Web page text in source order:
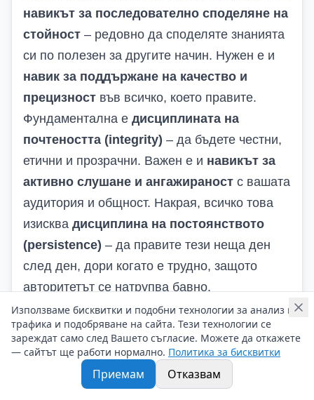
навикът за последователно споделяне на
стойност – редовно да споделяте знанията
си по полезен за другите начин. Нужен е и
навик за поддържане на качество и
прецизност във всичко, което правите.
Фундаментална е дисциплината на
почтеността (integrity) – да бъдете честни,
етични и прозрачни. Важен е и навикът за
активно слушане и ангажираност с вашата
аудитория и общност. Накрая, всичко това
изисква дисциплина на постоянството
(persistence) – да правите тези неща ден
след ден, дори когато е трудно, защото
авторитетът се натрупва бавно.
Виж всички статии от категорията
Използваме бисквитки и подобни технологии за анализ на
трафика и подобряване на сайта. Тези технологии се
зареждат само след Вашето съгласие. Можете да откажете
— сайтът ще работи нормално. Политика за бисквитки
Приемам Отказвам